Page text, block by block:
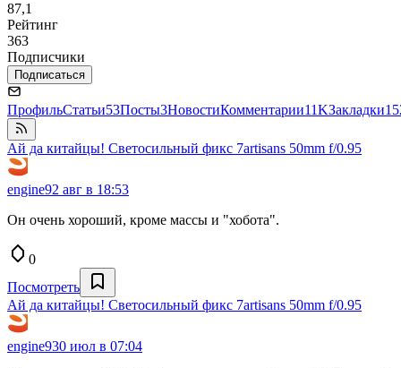
87,1
Рейтинг
363
Подписчики
Подписаться
ПрофильСтатьи53Посты3НовостиКомментарии11KЗакладки
Ай да китайцы! Светосильный фикс 7artisans 50mm f/0.95
engine92 авг в 18:53
Он очень хороший, кроме массы и "хобота".
0
Посмотреть
Ай да китайцы! Светосильный фикс 7artisans 50mm f/0.95
engine930 июл в 07:04